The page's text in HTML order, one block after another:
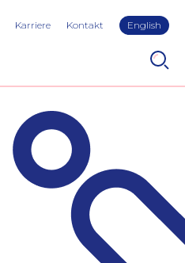
Karriere Kontakt English